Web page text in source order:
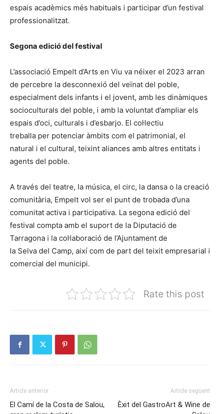
espais acadèmics més habituals i participar d’un festival
professionalitzat.
Segona edició del festival
L’associació Empelt d’Arts en Viu va néixer el 2023 arran
de percebre la desconnexió del veïnat del poble,
especialment dels infants i el jovent, amb les dinàmiques
socioculturals del poble, i amb la voluntat d’ampliar els
espais d’oci, culturals i d’esbarjo. El col·lectiu
treballa per potenciar àmbits com el patrimonial, el
natural i el cultural, teixint aliances amb altres entitats i
agents del poble.
A través del teatre, la música, el circ, la dansa o la creació
comunitària, Empelt vol ser el punt de trobada d’una
comunitat activa i participativa. La segona edició del
festival compta amb el suport de la Diputació de
Tarragona i la col·laboració de l’Ajuntament de
la Selva del Camp, així com de part del teixit empresarial i
comercial del municipi.
Rate this post
Article anterior
El Camí de la Costa de Salou,
Article següent
Èxit del GastroArt & Wine de